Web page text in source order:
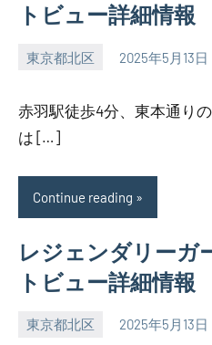
トビュー詳細情報
東京都北区 2025年5月13日
SEZIMO
赤羽駅徒歩4分、東本通り
は […]
Continue reading
レジェンダリーガ
トビュー詳細情報
東京都北区 2025年5月13日
SEZIMO